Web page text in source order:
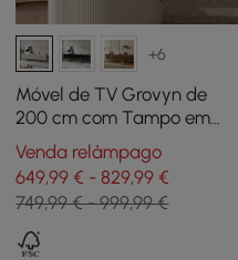
+6
Móvel de TV Grovyn de
200 cm com Tampo em
Pedra Sinterizada, Design
Canelado e Armários
Espaçosos
Venda relâmpago
649,99 € - 829,99 €
749,99 € - 999,99 €